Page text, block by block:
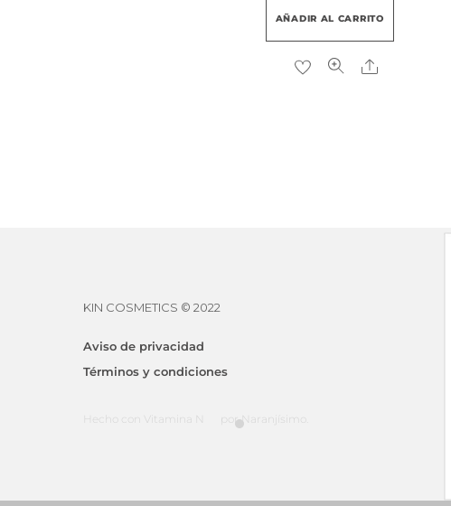
AÑADIR AL CARRITO
Share
KIN COSMETICS © 2022
Aviso de privacidad
Términos y condiciones
Hecho con Vitamina N por Naranjísimo.